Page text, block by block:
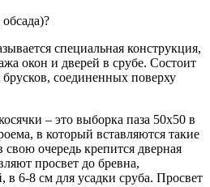
специальная конструкция,
окон и дверей в срубе. Состоит
брусков, соединенных поверху
– это выборка паза 50х50 в
в который вставляются такие
очередь крепится дверная
просвет до бревна,
в 6-8 см для усадки сруба. Просвет